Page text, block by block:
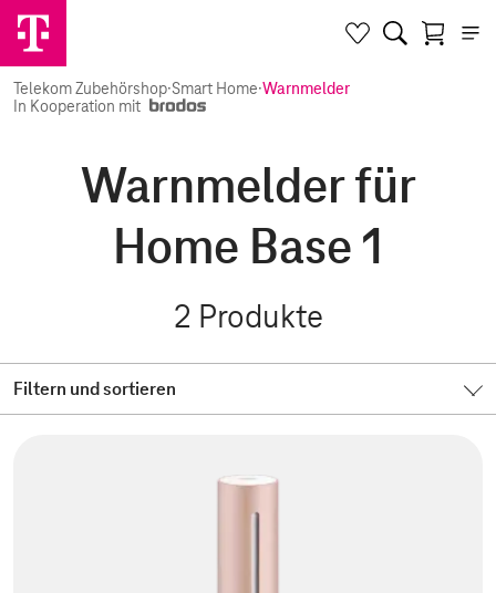
Telekom Zubehörshop·Smart Home·Warnmelder
In Kooperation mit
Warnmelder für
Home Base 1
2 Produkte
Filtern und sortieren